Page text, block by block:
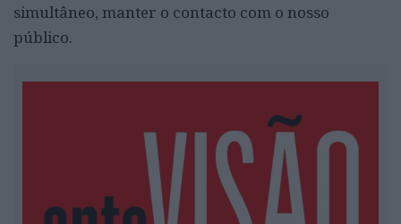
simultâneo, manter o contacto com o nosso
público.